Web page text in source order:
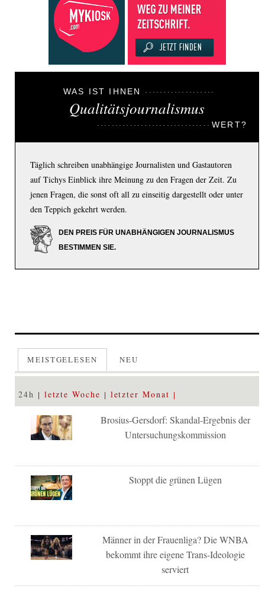
WAS IST IHNEN
Qualitätsjournalismus
WERT?
Täglich schreiben unabhängige Journalisten und Gastautoren
auf Tichys Einblick ihre Meinung zu den Fragen der Zeit. Zu
jenen Fragen, die sonst oft all zu einseitig dargestellt oder unter
den Teppich gekehrt werden.
DEN PREIS FÜR UNABHÄNGIGEN JOURNALISMUS
BESTIMMEN SIE.
MEISTGELESEN NEU
24h letzte Woche letzter Monat
Brosius-Gersdorf: Skandal-Ergebnis der
Untersuchungskommission
Stoppt die grünen Lügen
Männer in der Frauenliga? Die WNBA
bekommt ihre eigene Trans-Ideologie
serviert